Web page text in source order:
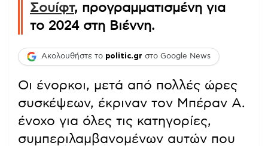
Σουίφτ, προγραμματισμένη για
το 2024 στη Βιέννη.
Ακολουθήστε το politic.gr στο Google News
Οι ένορκοι, μετά από πολλές ώρες
συσκέψεων, έκριναν τον Μπέραν Α.
ένοχο για όλες τις κατηγορίες,
συμπεριλαμβανομένων αυτών που